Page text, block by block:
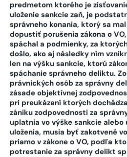
predmetom ktorého je
uloženie sankcie zaň, je
správneho konania, ktorý sa
dopustiť porušenia zákona o
spáchal a podmienky, za
došlo, ako aj následky ním
len na výšku sankcie, ktorú
spáchanie správneho deliktu.
právnických osôb za správny
zásade objektívnej
pri preukázaní ktorých
zániku zodpovednosti za
uplatnia vo výške sankcie
uloženia, musia byť zakotvené
priamo v zákone o VO, podľa
potrestanie za správny delikt